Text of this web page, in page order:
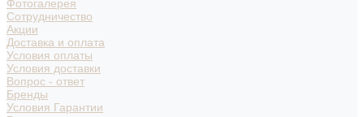
Фотогалерея
Сотрудничество
Акции
Доставка и оплата
Условия оплаты
Условия доставки
Вопрос - ответ
Бренды
Условия Гарантии